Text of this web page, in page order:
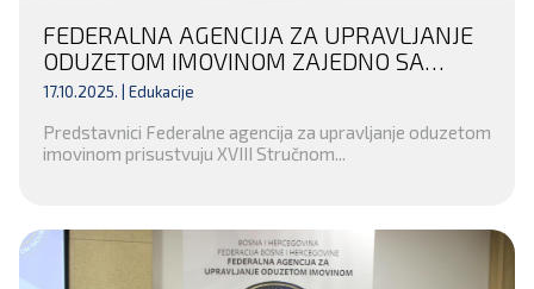
FEDERALNA AGENCIJA ZA UPRAVLJANJE
ODUZETOM IMOVINOM ZAJEDNO SA
UDRUŽENJEM TUŽILACA U FEDERACIJI
STRUČNO SAVJETOVANJE TUŽILACA
17.10.2025. | Edukacije
Predstavnici Federalne agencija za upravljanje oduzetom
imovinom prisustvuju XVIII Stručnom...